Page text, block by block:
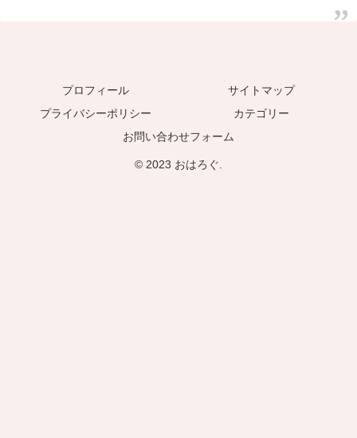
プロフィール
サイトマップ
プライバシーポリシー
カテゴリー
お問い合わせフォーム
© 2023 おはろぐ.